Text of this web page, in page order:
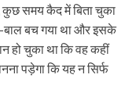
कुछ समय कैद में बिता चुका
बच गया था और इसके
हो चुका था कि वह कहीं
पड़ेगा कि यह न सिर्फ